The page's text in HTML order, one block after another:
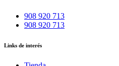
908 920 713
908 920 713
Links de interés